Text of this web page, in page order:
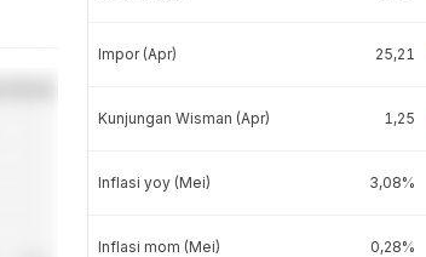
Impor (Apr) 25,21
Kunjungan Wisman (Apr) 1,25
Inflasi yoy (Mei) 3,08%
Inflasi mom (Mei) 0,28%